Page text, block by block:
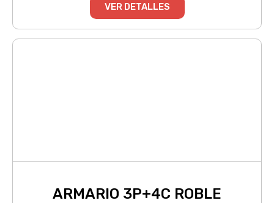
VER DETALLES
ARMARIO 3P+4C ROBLE